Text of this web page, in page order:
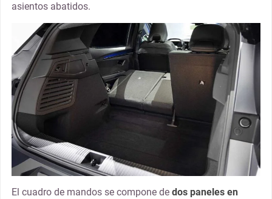
asientos abatidos.
El cuadro de mandos se compone de dos paneles en